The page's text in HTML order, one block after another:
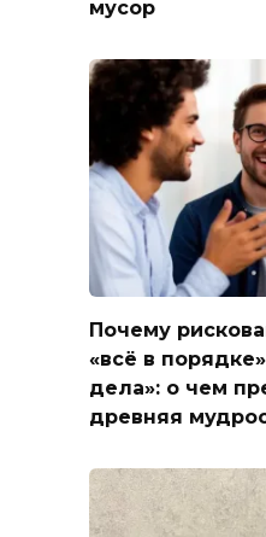
мусор
Почему
«всё в
дела»: о чем
древняя